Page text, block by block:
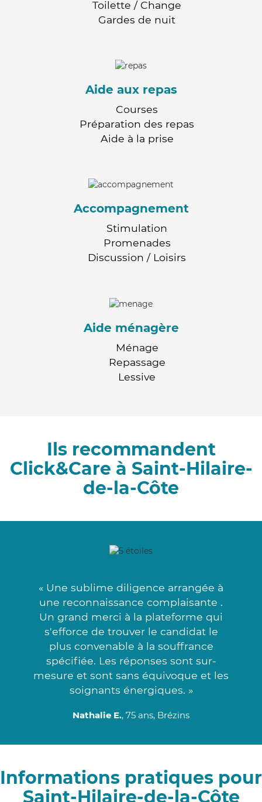
Toilette / Change
Gardes de nuit
Aide aux repas
Courses
Préparation des repas
Aide à la prise
Accompagnement
Stimulation
Promenades
Discussion / Loisirs
Aide ménagère
Ménage
Repassage
Lessive
Ils recommandent
Click&Care à Saint-Hilaire-
de-la-Côte
« Une sublime diligence arrangée à
une reconnaissance complaisante .
Un grand merci à la plateforme qui
s'efforce de trouver le candidat le
plus convenable à la souffrance
spécifiée. Les réponses sont sur-
mesure et sont sans équivoque et les
soignants énergiques. »
Nathalie E., 75 ans, Brézins
Informations pratiques pour
Saint-Hilaire-de-la-Côte